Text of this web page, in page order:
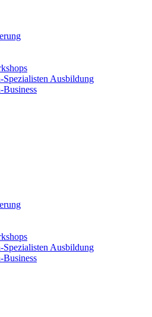
Spezialisten Ausbildung
Business
Spezialisten Ausbildung
Business